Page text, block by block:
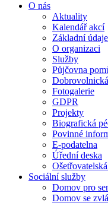
O nás
Aktuality
Kalendář akcí
Základní údaje
O organizaci
Služby
Půjčovna
Fotogalerie
GDPR
Projekty
Biografická
Povinné
E-podatelna
Úřední deska
Sociální služby
Domov pro
Domov se